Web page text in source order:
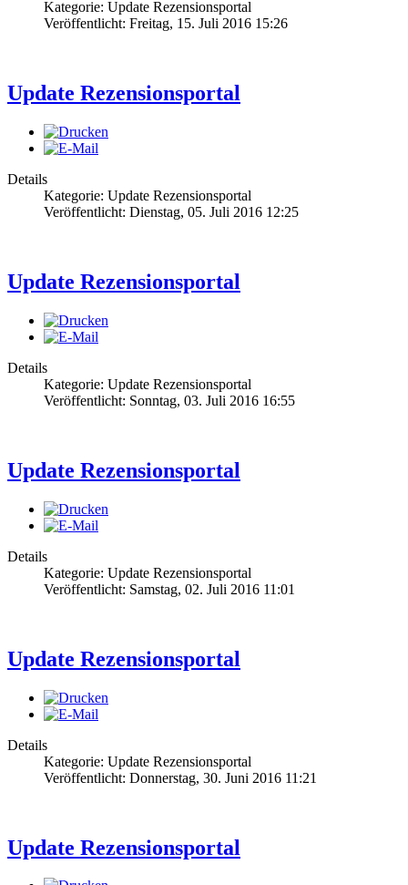
Kategorie: Update Rezensionsportal
Veröffentlicht: Freitag, 15. Juli 2016 15:26
Update Rezensionsportal
Details
Kategorie: Update Rezensionsportal
Veröffentlicht: Dienstag, 05. Juli 2016 12:25
Update Rezensionsportal
Details
Kategorie: Update Rezensionsportal
Veröffentlicht: Sonntag, 03. Juli 2016 16:55
Update Rezensionsportal
Details
Kategorie: Update Rezensionsportal
Veröffentlicht: Samstag, 02. Juli 2016 11:01
Update Rezensionsportal
Details
Kategorie: Update Rezensionsportal
Veröffentlicht: Donnerstag, 30. Juni 2016 11:21
Update Rezensionsportal